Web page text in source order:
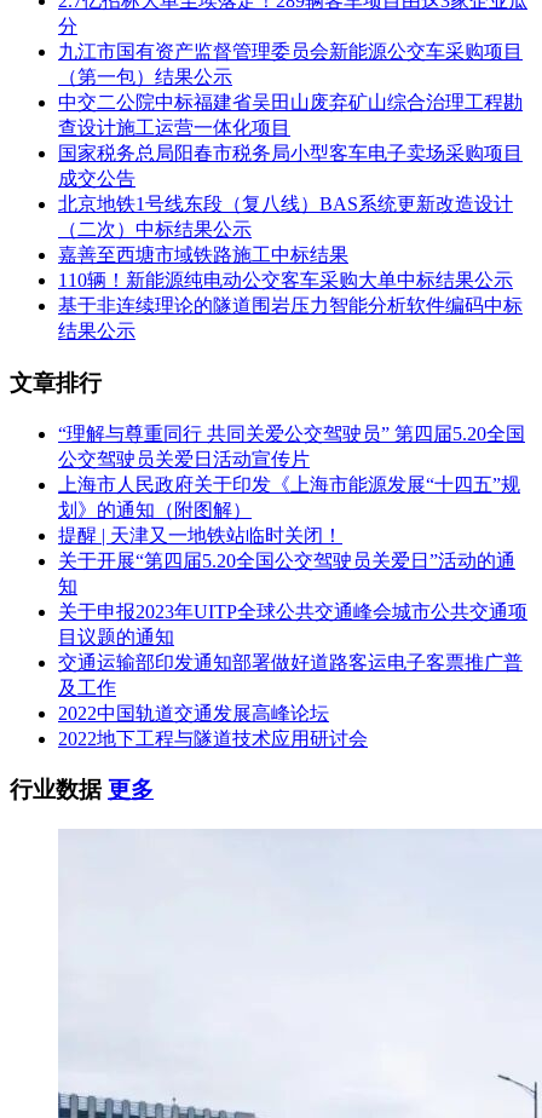
厦门金
龙旅行
车有限
公司
微循环纯
电动公共
汽车
旅
牌
XML6606JEVA0C1、
6米级
20
509200
供应商
名称
货物名称
货
物
牌
货物型号
物
量
货物单
厦门金
龙旅行
车有限
公司
8米系列
纯电动公
共汽车
金
旅
牌
XML6805JEVS0C、8
米级
辆
元
（采购人代表）。
六、代理服务收费标准及金额：
本项目代理费收费标准：按差额定率累进法计算:0-100万
1.5%，100-500万1.1%，500-1000万0.8%，1000-5000万0.5%；
代理服务为：176480元。合同包一代理服务费：99920.00元 ，
合同包二代理服务费：76560.00元。
本项目代理费总金额：17.6480000 万元（人民币）
七、公告期限
自本公告发布之日起1个工作日。
八、其它补充事宜
2.采购代理机构信息
分
九江市国有资产监督管理委员会新能源公交车采购项目
（第一包）结果公示
中交二公院中标福建省吴田山废弃矿山综合治理工程勘
查设计施工运营一体化项目
国家税务总局阳春市税务局小型客车电子卖场采购项目
成交公告
北京地铁1号线东段（复八线）BAS系统更新改造设计
（二次）中标结果公示
嘉善至西塘市域铁路施工中标结果
110辆！新能源纯电动公交客车采购大单中标结果公示
基于非连续理论的隧道围岩压力智能分析软件编码中标
结果公示
文章排行
“理解与尊重同行 共同关爱公交驾驶员” 第四届5.20全国
公交驾驶员关爱日活动宣传片
上海市人民政府关于印发《上海市能源发展“十四五”规
划》的通知（附图解）
提醒 | 天津又一地铁站临时关闭！
关于开展“第四届5.20全国公交驾驶员关爱日”活动的通
知
关于申报2023年UITP全球公共交通峰会城市公共交通项
目议题的通知
交通运输部印发通知部署做好道路客运电子客票推广普
及工作
2022中国轨道交通发展高峰论坛
2022地下工程与隧道技术应用研讨会
行业数据更多